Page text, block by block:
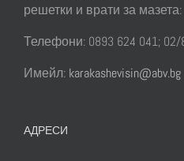
решетки и врати за мазета:
Телефони: 0893 624 041; 02/
Имейл: karakashevisin@abv.bg
АДРЕСИ